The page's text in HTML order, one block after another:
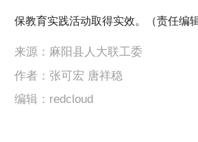
保教育实践活动取得实效。（责任编
来源：麻阳县人大联工委
作者：张可宏 唐祥稳
编辑：redcloud